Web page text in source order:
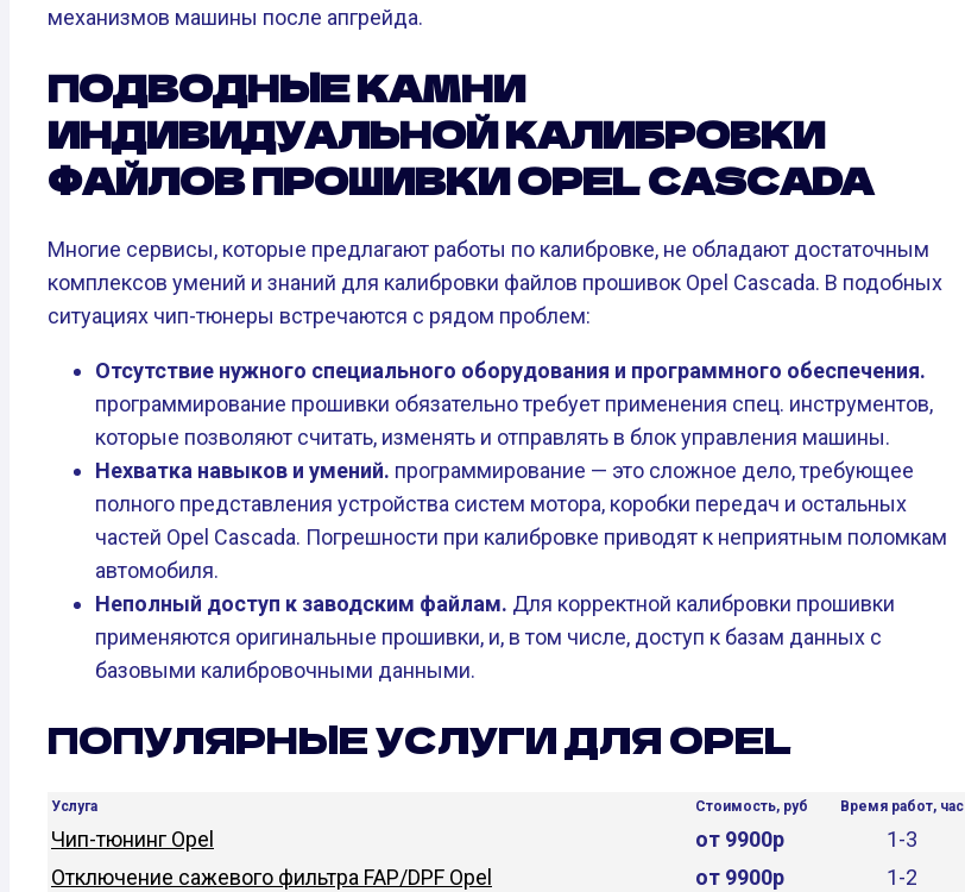
механизмов машины после апгрейда.
ПОДВОДНЫЕ КАМНИ
ИНДИВИДУАЛЬНОЙ КАЛИБРОВКИ
ФАЙЛОВ ПРОШИВКИ OPEL CASCADA
Многие сервисы, которые предлагают работы по калибровке, не обладают достаточным
комплексов умений и знаний для калибровки файлов прошивок Opel Cascada. В подобных
ситуациях чип-тюнеры встречаются с рядом проблем:
Отсутствие нужного специального оборудования и программного обеспечения.
программирование прошивки обязательно требует применения спец. инструментов,
которые позволяют считать, изменять и отправлять в блок управления машины.
Нехватка навыков и умений. программирование — это сложное дело, требующее
полного представления устройства систем мотора, коробки передач и остальных
частей Opel Cascada. Погрешности при калибровке приводят к неприятным поломкам
автомобиля.
Неполный доступ к заводским файлам. Для корректной калибровки прошивки
применяются оригинальные прошивки, и, в том числе, доступ к базам данных с
базовыми калибровочными данными.
ПОПУЛЯРНЫЕ УСЛУГИ ДЛЯ OPEL
Услуга Стоимость, руб Время работ, час
Чип-тюнинг Opel от 9900р
1-3
Отключение сажевого фильтра FAP/DPF Opel
от 9900р
1-2